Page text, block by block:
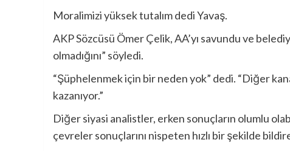
Moralimizi yüksek tutalım dedi Yavaş.
AKP Sözcüsü Ömer Çelik, AA’yı savundu ve
olmadığını” söyledi.
“Şüphelenmek için bir neden yok” dedi. “Diğer
kazanıyor.”
Diğer siyasi analistler, erken sonuçların olumlu
çevreler sonuçlarını nispeten hızlı bir şekilde